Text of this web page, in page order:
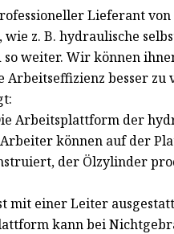
Lieferant
z. B. hydraulische
so weiter. Wir können
Arbeitseffizienz besser
Arbeitsplattform der
können auf der
der Ölzylinder
mit einer Leiter
kann bei